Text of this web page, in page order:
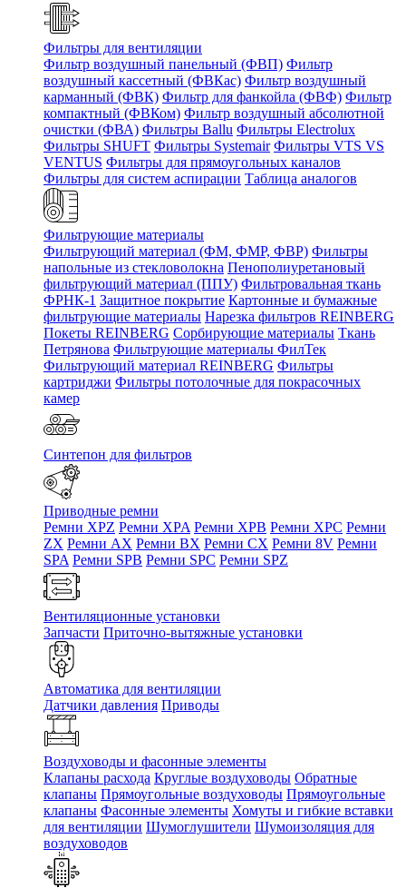
Фильтры для вентиляции
Фильтр воздушный панельный (ФВП) Фильтр
воздушный кассетный (ФВКас) Фильтр воздушный
карманный (ФВК) Фильтр для фанкойла (ФВФ) Фильтр
компактный (ФВКом) Фильтр воздушный абсолютной
очистки (ФВА) Фильтры Ballu Фильтры Electrolux
Фильтры SHUFT Фильтры Systemair Фильтры VTS VS
VENTUS Фильтры для прямоугольных каналов
Фильтры для систем аспирации Таблица аналогов
Фильтрующие материалы
Фильтрующий материал (ФМ, ФМР, ФВР) Фильтры
напольные из стекловолокна Пенополиуретановый
фильтрующий материал (ППУ) Фильтровальная ткань
ФРНК-1 Защитное покрытие Картонные и бумажные
фильтрующие материалы Нарезка фильтров REINBERG
Покеты REINBERG Сорбирующие материалы Ткань
Петрянова Фильтрующие материалы ФилТек
Фильтрующий материал REINBERG Фильтры
картриджи Фильтры потолочные для покрасочных
камер
Синтепон для фильтров
Приводные ремни
Ремни XPZ Ремни XPA Ремни XPB Ремни XPC Ремни
ZX Ремни AX Ремни BX Ремни CX Ремни 8V Ремни
SPA Ремни SPB Ремни SPC Ремни SPZ
Вентиляционные установки
Запчасти Приточно-вытяжные установки
Автоматика для вентиляции
Датчики давления Приводы
Воздуховоды и фасонные элементы
Клапаны расхода Круглые воздуховоды Обратные
клапаны Прямоугольные воздуховоды Прямоугольные
клапаны Фасонные элементы Хомуты и гибкие вставки
для вентиляции Шумоглушители Шумоизоляция для
воздуховодов